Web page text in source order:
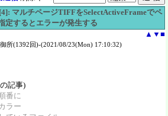
マルチページTIFFをSelectActiveFrameでペ
定するとエラーが発生する
▲ ▼ ■
所(1392回)-(2021/08/23(Mon) 17:10:32)
記事)
番に
ラー